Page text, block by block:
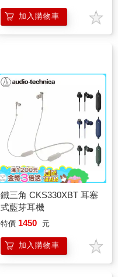
加入購物車
鐵三角 CKS330XBT 耳塞
式藍芽耳機
特價 1450 元
加入購物車